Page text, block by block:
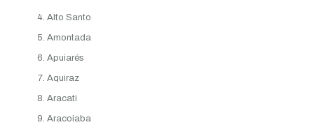
Alto Santo
Amontada
Apuiarés
Aquiraz
Aracati
Aracoiaba